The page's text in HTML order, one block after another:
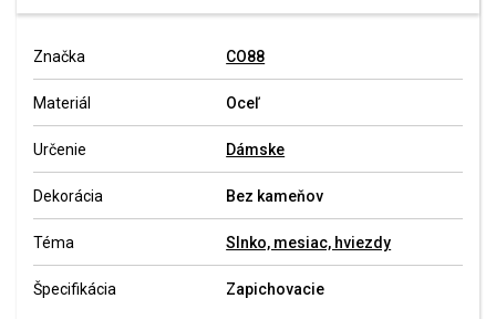
Značka CO88
Materiál Oceľ
Určenie Dámske
Dekorácia Bez kameňov
Téma Slnko, mesiac, hviezdy
Špecifikácia Zapichovacie